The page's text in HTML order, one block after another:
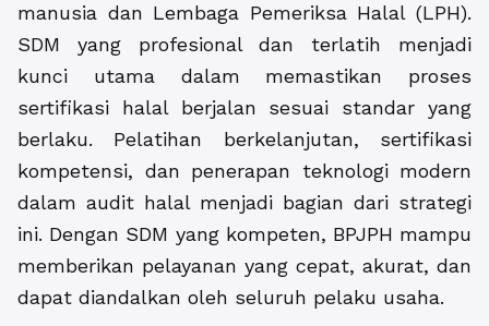
manusia dan Lembaga Pemeriksa Halal (LPH).
SDM yang profesional dan terlatih menjadi
kunci utama dalam memastikan proses
sertifikasi halal berjalan sesuai standar yang
berlaku. Pelatihan berkelanjutan, sertifikasi
kompetensi, dan penerapan teknologi modern
dalam audit halal menjadi bagian dari strategi
ini. Dengan SDM yang kompeten, BPJPH mampu
memberikan pelayanan yang cepat, akurat, dan
dapat diandalkan oleh seluruh pelaku usaha.